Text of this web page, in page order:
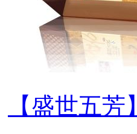
【盛世五芳】